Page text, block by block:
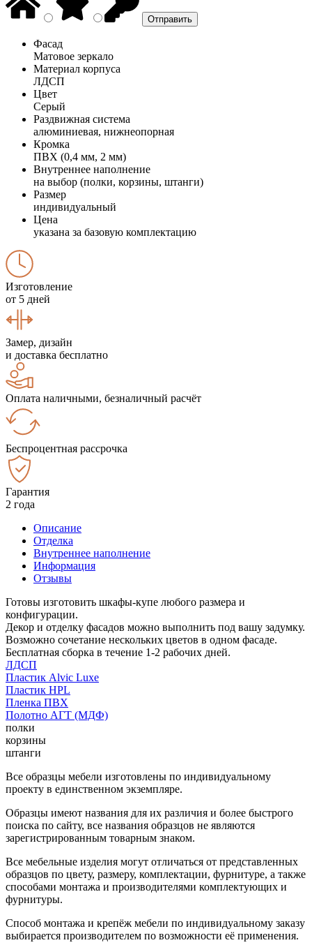
Фасад
Матовое зеркало
Материал корпуса
ЛДСП
Цвет
Серый
Раздвижная система
алюминиевая, нижнеопорная
Кромка
ПВХ (0,4 мм, 2 мм)
Внутреннее наполнение
на выбор (полки, корзины, штанги)
Размер
индивидуальный
Цена
указана за базовую комплектацию
Изготовление
от 5 дней
Замер, дизайн
и доставка бесплатно
Оплата наличными, безналичный расчёт
Беспроцентная рассрочка
Гарантия
2 года
Описание
Отделка
Внутреннее наполнение
Информация
Отзывы
Готовы изготовить шкафы-купе любого размера и
конфигурации.
Декор и отделку фасадов можно выполнить под вашу задумку.
Возможно сочетание нескольких цветов в одном фасаде.
Бесплатная сборка в течение 1-2 рабочих дней.
ЛДСП
Пластик Alvic Luxe
Пластик HPL
Пленка ПВХ
Полотно АГТ (МДФ)
полки
корзины
штанги
Все образцы мебели изготовлены по индивидуальному
проекту в единственном экземпляре.
Образцы имеют названия для их различия и более быстрого
поиска по сайту, все названия образцов не являются
зарегистрированным товарным знаком.
Все мебельные изделия могут отличаться от представленных
образцов по цвету, размеру, комплектации, фурнитуре, а также
способами монтажа и производителями комплектующих и
фурнитуры.
Способ монтажа и крепёж мебели по индивидуальному заказу
выбирается производителем по возможности её применения.